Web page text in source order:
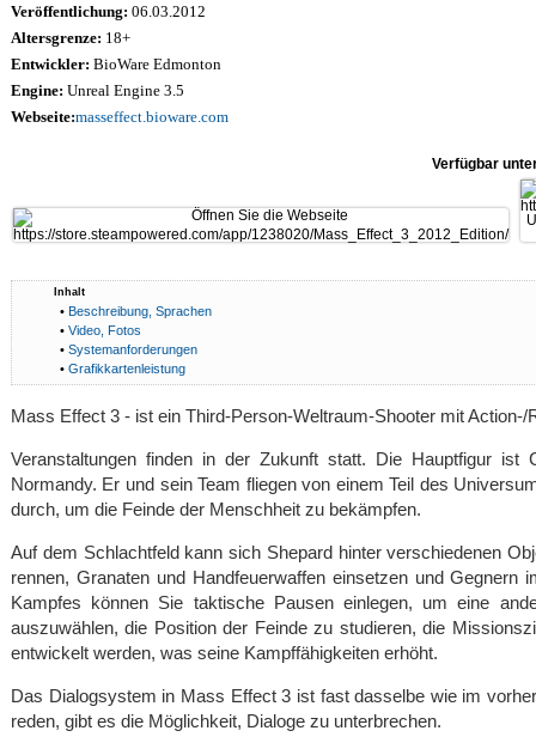
Veröffentlichung: 06.03.2012
Altersgrenze: 18+
Entwickler: BioWare Edmonton
Engine: Unreal Engine 3.5
Webseite:masseffect.bioware.com
Verfügbar
Inhalt
• Beschreibung, Sprachen
• Video, Fotos
• Systemanforderungen
• Grafikkartenleistung
Mass Effect 3 - ist ein Third-Person-Weltraum-Shooter mit Action-/
Veranstaltungen finden in der Zukunft statt. Die Hauptfigur ist
Normandy. Er und sein Team fliegen von einem Teil des
durch, um die Feinde der Menschheit zu bekämpfen.
Auf dem Schlachtfeld kann sich Shepard hinter verschiedenen
rennen, Granaten und Handfeuerwaffen einsetzen und
Kampfes können Sie taktische Pausen einlegen, um eine
auszuwählen, die Position der Feinde zu studieren, die
entwickelt werden, was seine Kampffähigkeiten erhöht.
Das Dialogsystem in Mass Effect 3 ist fast dasselbe wie im
reden, gibt es die Möglichkeit, Dialoge zu unterbrechen.